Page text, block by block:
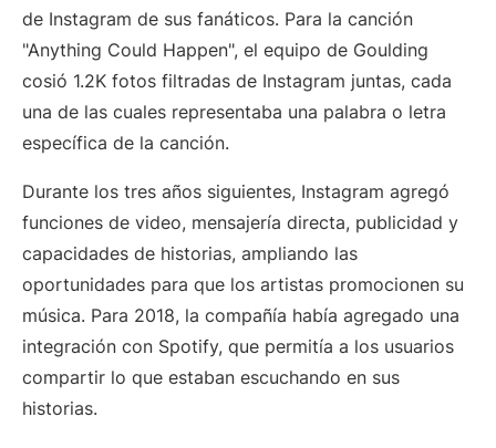
de Instagram de sus fanáticos. Para la canción
"Anything Could Happen", el equipo de Goulding
cosió 1.2K fotos filtradas de Instagram juntas, cada
una de las cuales representaba una palabra o letra
específica de la canción.
Durante los tres años siguientes, Instagram agregó
funciones de video, mensajería directa, publicidad y
capacidades de historias, ampliando las
oportunidades para que los artistas promocionen su
música. Para 2018, la compañía había agregado una
integración con Spotify, que permitía a los usuarios
compartir lo que estaban escuchando en sus
historias.